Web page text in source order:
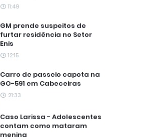
11:49
GM prende suspeitos de
furtar residência no Setor
Enis
12:15
Carro de passeio capota na
GO-591 em Cabeceiras
21:33
Caso Larissa - Adolescentes
contam como mataram
menina